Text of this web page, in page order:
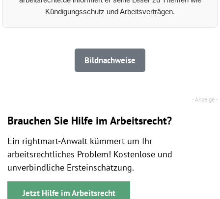
Kündigungsschutz und Arbeitsverträgen.
Bildnachweise
Brauchen Sie Hilfe im Arbeitsrecht?
Ein rightmart-Anwalt kümmert um Ihr
arbeitsrechtliches Problem! Kostenlose und
unverbindliche Ersteinschätzung.
Jetzt Hilfe im Arbeitsrecht